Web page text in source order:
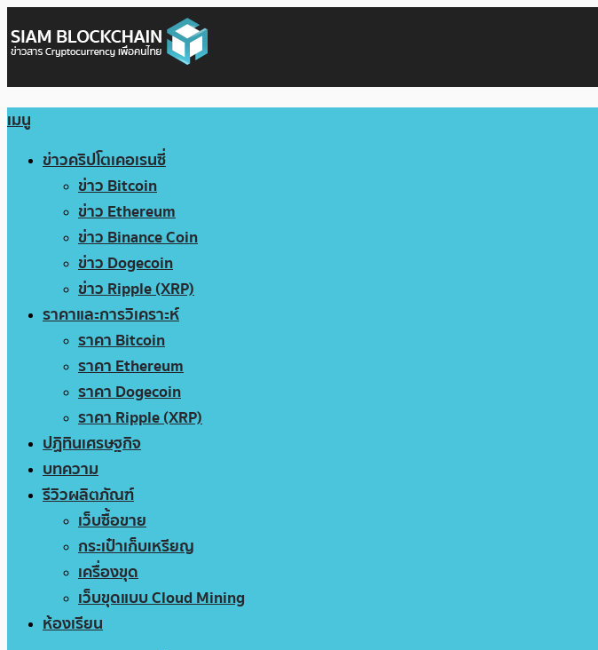
เมนู
ข่าวคริปโตเคอเรนซี่
ข่าว Bitcoin
ข่าว Ethereum
ข่าว Binance Coin
ข่าว Dogecoin
ข่าว Ripple (XRP)
ราคาและการวิเคราะห์
ราคา Bitcoin
ราคา Ethereum
ราคา Dogecoin
ราคา Ripple (XRP)
ปฏิทินเศรษฐกิจ
บทความ
รีวิวผลิตภัณฑ์
เว็บซื้อขาย
กระเป๋าเก็บเหรียญ
เครื่องขุด
เว็บขุดแบบ Cloud Mining
ห้องเรียน